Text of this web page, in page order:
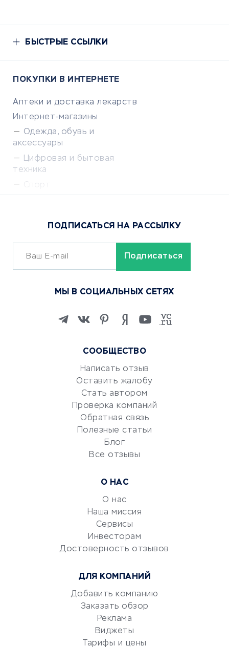
БЫСТРЫЕ ССЫЛКИ
ПОКУПКИ В ИНТЕРНЕТЕ
Аптеки и доставка лекарств
Интернет-магазины
Одежда, обувь и
аксессуары
Цифровая и бытовая
техника
Сервисы доставки
ОБУЧЕНИЕ И РАБОТА
Изучение иностранных
Маркетинг и продажи
Репетиторство
Красота и здоровье
Сервисы по поиску работы
Сетевой маркетинг
УСЛУГИ ДЛЯ БИЗНЕСА
документооборот
Консалтинговые компании
Аудиторские компании
Бухгалтерия онлайн
СООБЩЕСТВО
Написать отзыв
Оставить жалобу
Стать автором
Проверка компаний
Обратная связь
Полезные статьи
Блог
Все отзывы
О НАС
О нас
Наша миссия
Сервисы
Инвесторам
Достоверность отзывов
ДЛЯ КОМПАНИЙ
Добавить компанию
Заказать обзор
Реклама
Виджеты
Тарифы и цены
ПОДПИСАТЬСЯ НА РАССЫЛКУ
МЫ В СОЦИАЛЬНЫХ СЕТЯХ